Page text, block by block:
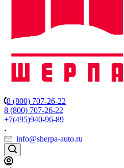
8 (800) 707-26-22
8 (800) 707-26-22
+7(495)940-96-89
info@sherpa-auto.ru